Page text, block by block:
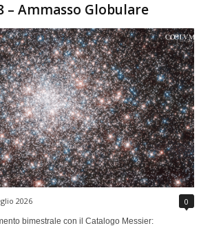
– Ammasso Globulare
2026 0
bimestrale con il Catalogo Messier: